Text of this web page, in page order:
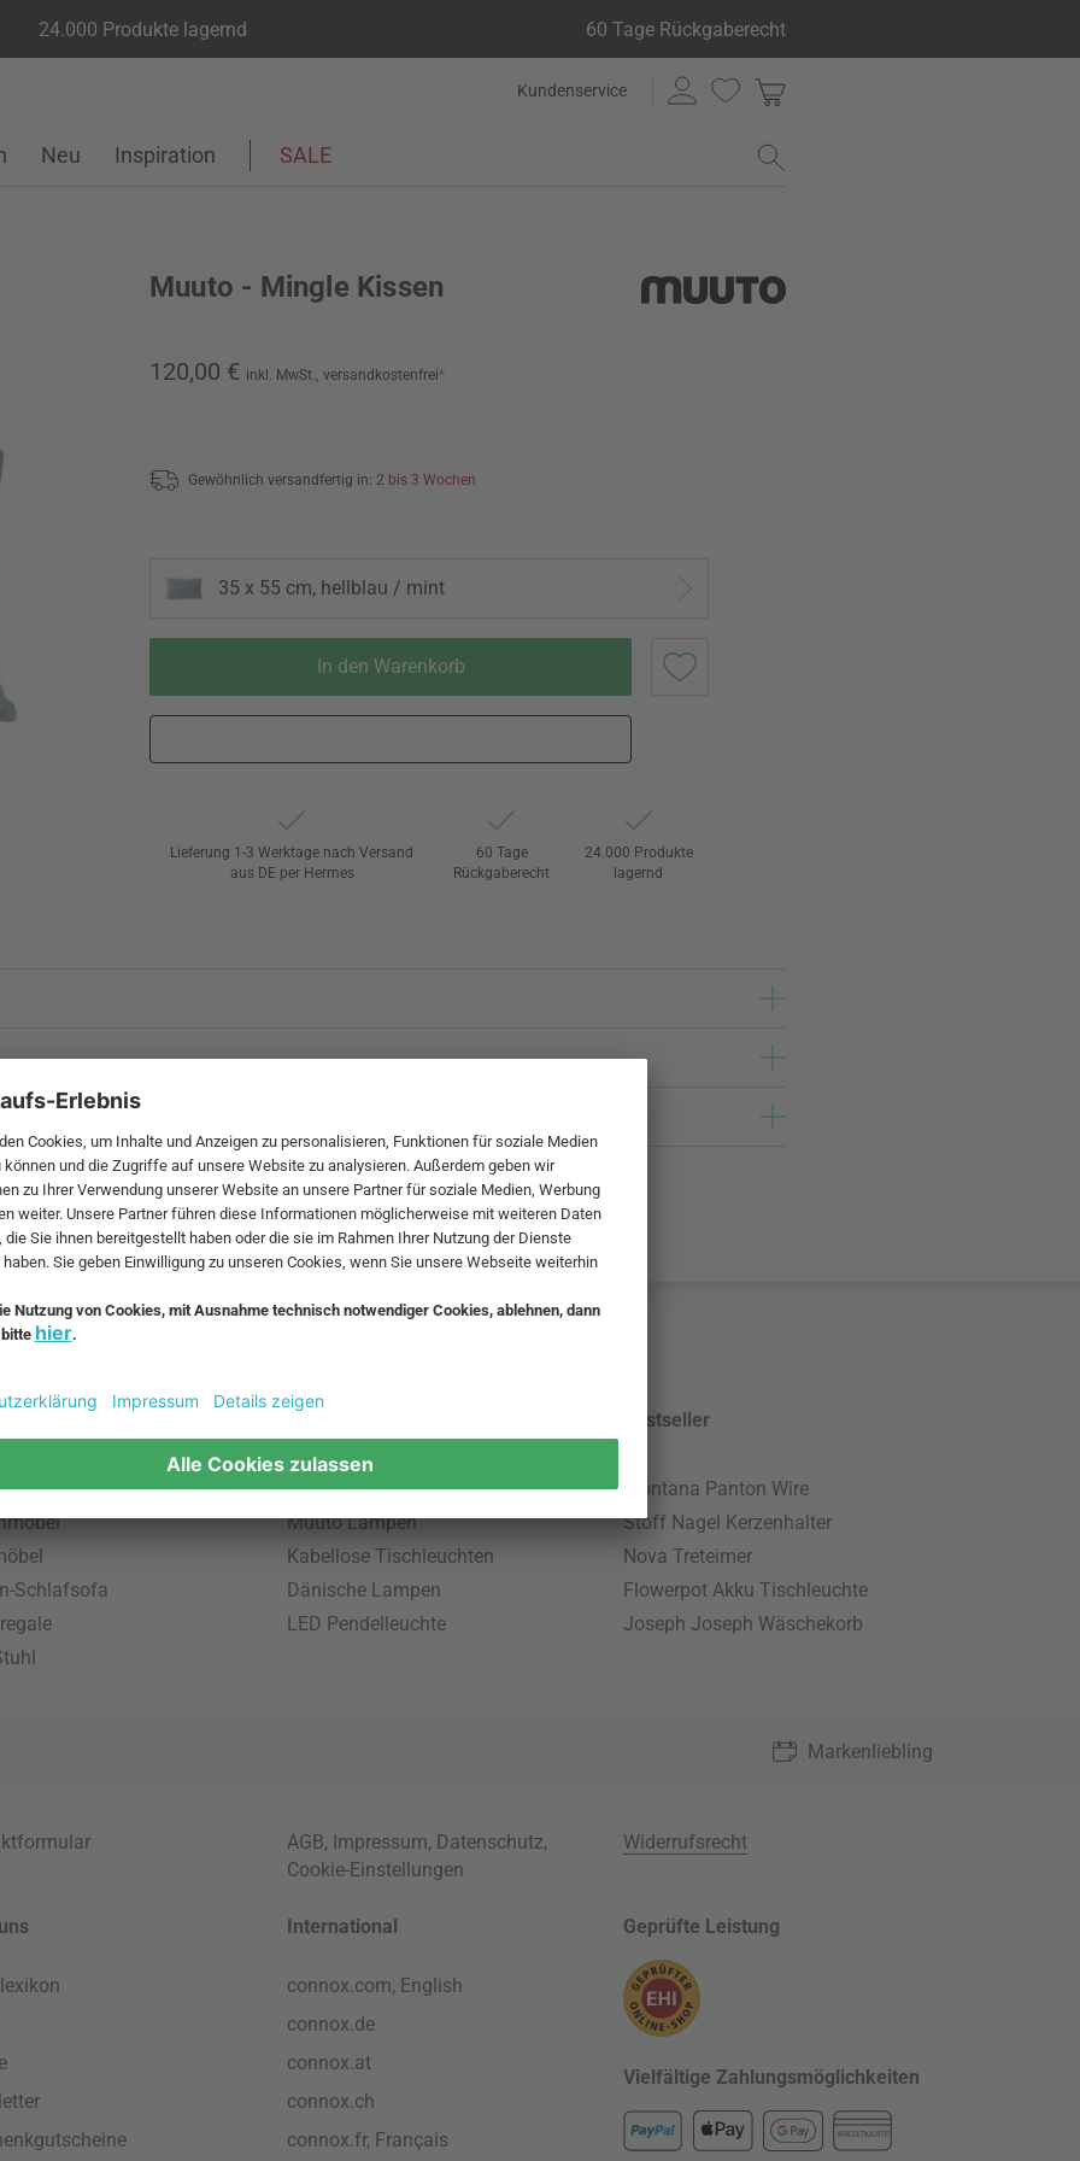
24.000 Produkte lagernd 60 Tage Rückgaberecht
Kundenservice
Neu Inspiration SALE
Muuto - Mingle Kissen
120,00 € inkl. MwSt., versandkostenfrei*
Gewöhnlich versandfertig in: 2 bis 3 Wochen
35 x 55 cm, hellblau / mint
In den Warenkorb
Lieferung 1-3 Werktage nach Versand
aus DE per Hermes
60 Tage
Rückgaberecht
24.000 Produkte
lagernd
und zzgl.
Möbel
Schlafsofa
Pendellampe für Außen
Muuto Lampen
Kabellose Tischleuchten
Dänische Lampen
LED Pendelleuchte
Bestseller
Montana Panton Wire
Stoff Nagel Kerzenhalter
Nova Treteimer
Flowerpot Akku Tischleuchte
Joseph Joseph Wäschekorb
Markenliebling
AGB, Impressum, Datenschutz,
Cookie-Einstellungen
Widerrufsrecht
International
connox.com, English
connox.de
connox.at
connox.ch
connox.fr, Français
Geprüfte Leistung
Vielfältige Zahlungsmöglichkeiten
KREDITKARTE